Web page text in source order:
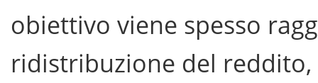
obiettivo viene spesso
ridistribuzione del